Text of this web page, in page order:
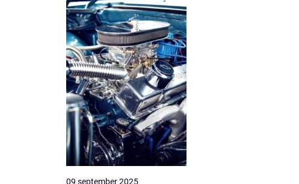
09 september 2025